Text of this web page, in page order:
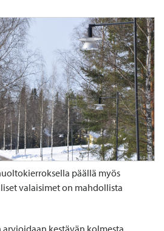
päällä myös
valaisimet on mahdollista
kestävän kolmesta